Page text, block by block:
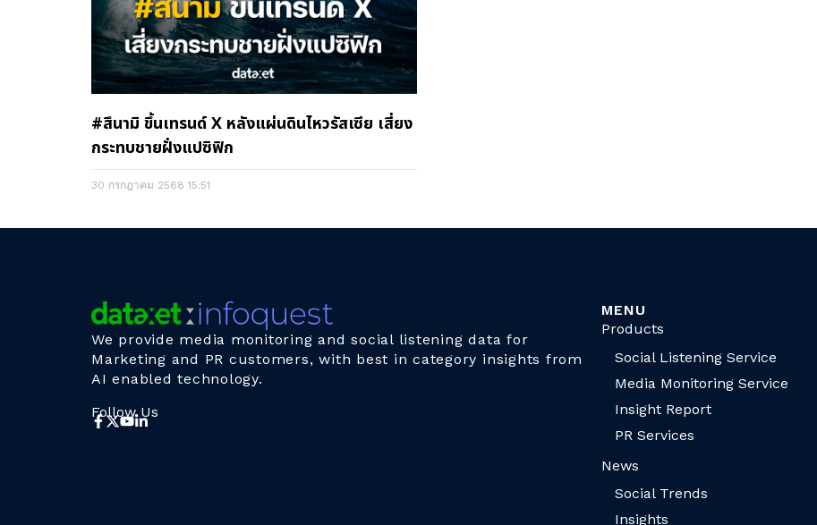
#สึนามิ ขึ้นเทรนด์ X หลังแผ่นดินไหวรัสเซีย เสี่ยง
กระทบชายฝั่งแปซิฟิก
30 กรกฎาคม 2568 15:51
We provide media monitoring and social listening data for
Marketing and PR customers, with best in category insights from
AI enabled technology.
Follow Us
MENU
Products
Social Listening Service
Media Monitoring Service
Insight Report
PR Services
News
Social Trends
Insights